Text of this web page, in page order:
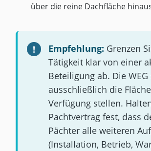
über die reine Dachfläche
Empfehlung: Grenzen
Tätigkeit klar von einer
Beteiligung ab. Die
ausschließlich die
Verfügung stellen.
Pachtvertrag fest, dass
Pächter alle weiteren
(Installation, Betrieb,